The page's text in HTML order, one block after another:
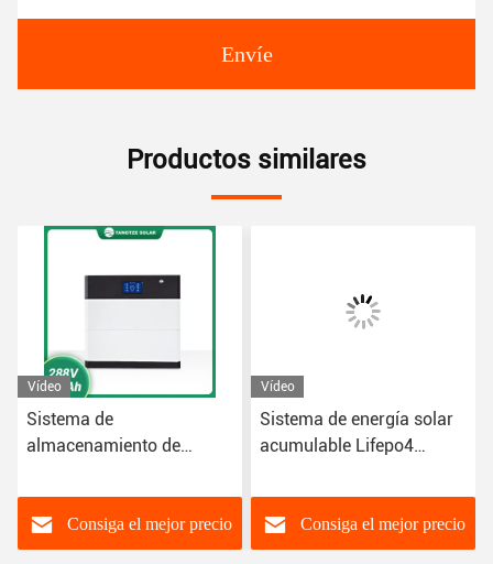
Envíe
Productos similares
Vídeo
Sistema de energía solar
acumulable Lifepo4
de energía para uso
doméstico Batería de
iones de litio de 10kwh
Consiga el mejor precio
Vídeo
Batería de litio apilable
modificada para
almacenamiento de
energía de la batería 48V
400Ah
Consiga el mejor precio